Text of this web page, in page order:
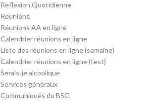
Reflexion Quotidienne
Reunions
Réunions AA en ligne
Calendrier réunions en ligne
Liste des réunions en ligne (semaine)
Calendrier réunions en ligne (test)
Serais-je alcoolique
Services généraux
Communiqués du BSG